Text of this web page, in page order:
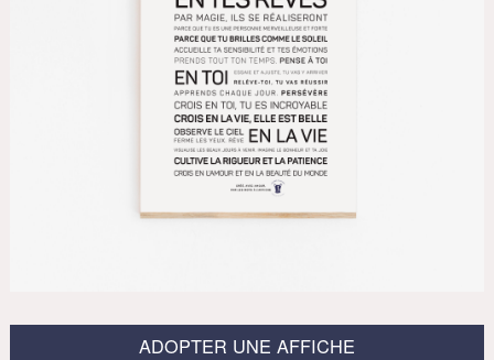
ADOPTER UNE AFFICHE